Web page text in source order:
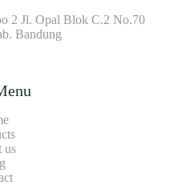
2 Jl. Opal Blok C.2 No.70
Bandung
us